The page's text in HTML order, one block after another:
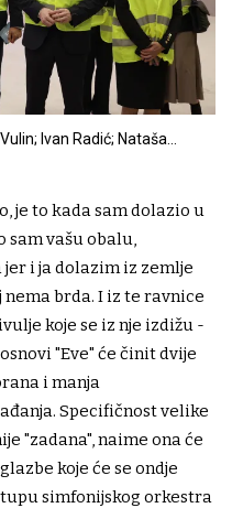
Ivan Radić; Nataša
je to kada sam dolazio u
sam vašu obalu,
i ja dolazim iz zemlje
nema brda. I iz te ravnice
koje se iz nje izdižu -
"Eve" će činit dvije
i manja
Specifičnost velike
"zadana", naime ona će
koje će se ondje
simfonijskog orkestra